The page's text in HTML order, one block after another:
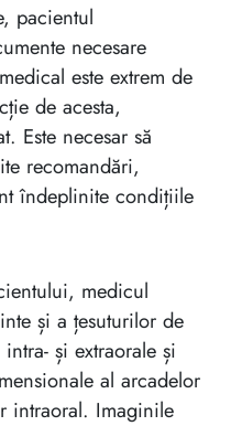
pacientul
necesare
este extrem de
de acesta,
Este necesar să
recomandări,
îndeplinite condițiile
medicul
și a țesuturilor de
și extraorale și
al arcadelor
intraoral. Imaginile